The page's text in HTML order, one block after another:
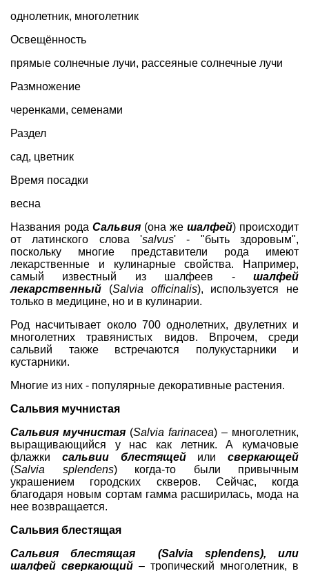
однолетник, многолетник
Освещённость
прямые солнечные лучи, рассеяные солнечные лучи
Размножение
черенками, семенами
Раздел
сад, цветник
Время посадки
весна
Названия рода Сальвия (она же шалфей) происходит
от латинского слова 'salvus' - "быть здоровым",
поскольку многие представители рода имеют
лекарственные и кулинарные свойства. Например,
самый известный из шалфеев - шалфей
лекарственный (Salvia officinalis), используется не
только в медицине, но и в кулинарии.
Род насчитывает около 700 однолетних, двулетних и
многолетних травянистых видов. Впрочем, среди
сальвий также встречаются полукустарники и
кустарники.
Многие из них - популярные декоративные растения.
Сальвия мучнистая
Сальвия мучнистая (Salvia farinacea) – многолетник,
выращивающийся у нас как летник. А кумачовые
флажки сальвии блестящейили сверкающей
(Salvia splendens) когда-то были привычным
украшением городских скверов. Сейчас, когда
благодаря новым сортам гамма расширилась, мода на
нее возвращается.
Сальвия блестящая
Сальвия блестящая (Salvia splendens), или
шалфей сверкающий – тропический многолетник, в